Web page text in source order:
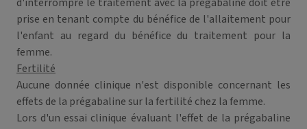
prise en tenant compte du bénéfice de l'allaitement pour
l'enfant au regard du bénéfice du traitement pour la
femme.
Fertilité
Aucune donnée clinique n'est disponible concernant les
effets de la prégabaline sur la fertilité chez la femme.
Lors d'un essai clinique évaluant l'effet de la prégabaline